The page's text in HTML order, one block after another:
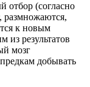
отбор (согласно
размножаются,
к новым
результатов
мозг
добывать